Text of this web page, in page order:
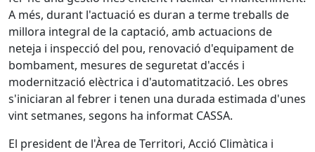
A més, durant l'actuació es duran a terme treballs de
millora integral de la captació, amb actuacions de
neteja i inspecció del pou, renovació d'equipament de
bombament, mesures de seguretat d'accés i
modernització elèctrica i d'automatització. Les obres
s'iniciaran al febrer i tenen una durada estimada d'unes
vint setmanes, segons ha informat CASSA.
El president de l'Àrea de Territori, Acció Climàtica i